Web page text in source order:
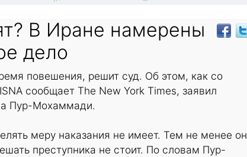
В Иране намерены
дело
повешения, решит суд. Об этом, как со
сообщает The New York Times, заявил
Пур-Мохаммади.
меру наказания не имеет. Тем не менее он
преступника не стоит. По словам Пур-